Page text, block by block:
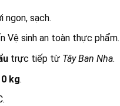
ngon, sạch.
Vệ sinh an toàn thực phẩm.
trực tiếp từ Tây Ban Nha.
kg.